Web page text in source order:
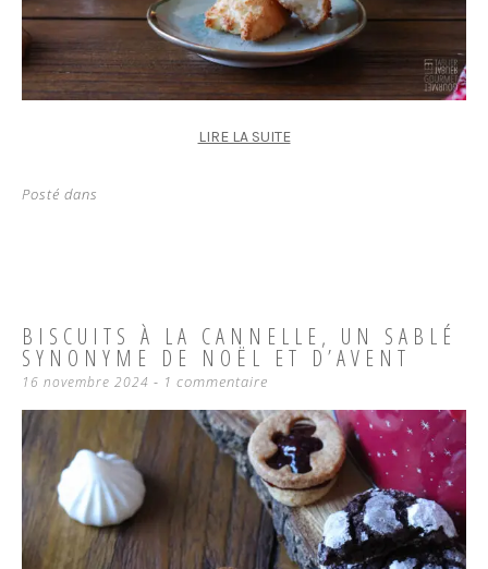
LIRE LA SUITE
Posté dans
BISCUITS À LA CANNELLE, UN SABLÉ
SYNONYME DE NOËL ET D’AVENT
16 novembre 2024 1 commentaire